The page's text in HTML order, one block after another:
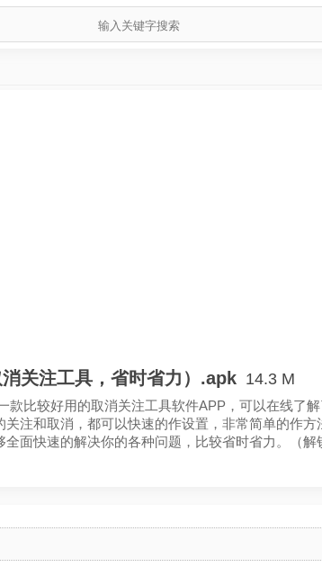
关注工具，省时省力）.apk 14.3 M
款比较好用的取消关注工具软件APP，可以在线了
关注和取消，都可以快速的作设置，非常简单的作方
面快速的解决你的各种问题，比较省时省力。（解